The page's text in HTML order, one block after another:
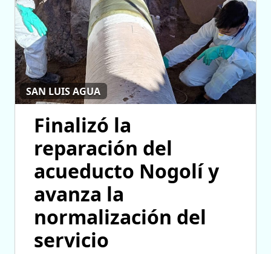
SAN LUIS AGUA
Finalizó la
reparación del
acueducto Nogolí y
avanza la
normalización del
servicio